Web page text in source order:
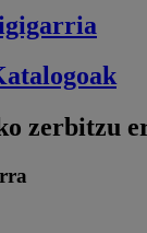
zerbitzu